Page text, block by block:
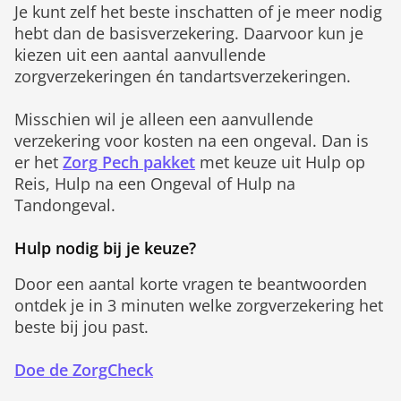
Je kunt zelf het beste inschatten of je meer nodig
hebt dan de basisverzekering. Daarvoor kun je
kiezen uit een aantal aanvullende
zorgverzekeringen én tandartsverzekeringen.
Misschien wil je alleen een aanvullende
verzekering voor kosten na een ongeval. Dan is
er het Zorg Pech pakket met keuze uit Hulp op
Reis, Hulp na een Ongeval of Hulp na
Tandongeval.
Hulp nodig bij je keuze?
Door een aantal korte vragen te beantwoorden
ontdek je in 3 minuten welke zorgverzekering het
beste bij jou past.
Doe de ZorgCheck